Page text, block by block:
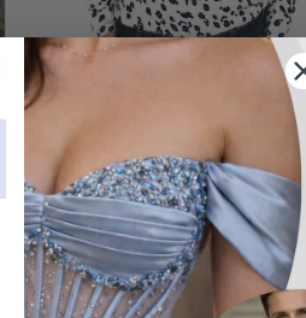
Camicia uomo - Bianca - Fantasia
animalier - Slim
29,99 €